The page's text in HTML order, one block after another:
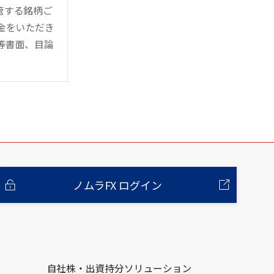
する銘柄ご
をいただき
書面、目論
ノムラFX ログイン
自社株・出資持分ソリューション